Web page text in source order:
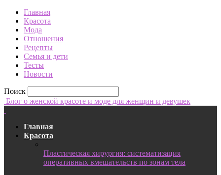
Главная
Красота
Мода
Отношения
Рецепты
Семья и дети
Тесты
Новости
Поиск
Блог о женской красоте и моде для женщин и девушек
Главная
Красота
Пластическая хирургия: систематизация
оперативных вмешательств по зонам тела